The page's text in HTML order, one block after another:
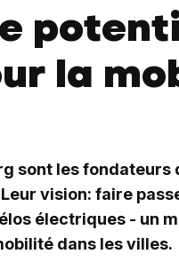
la
sont les fondateurs
vision: faire
électriques - un
dans les villes.